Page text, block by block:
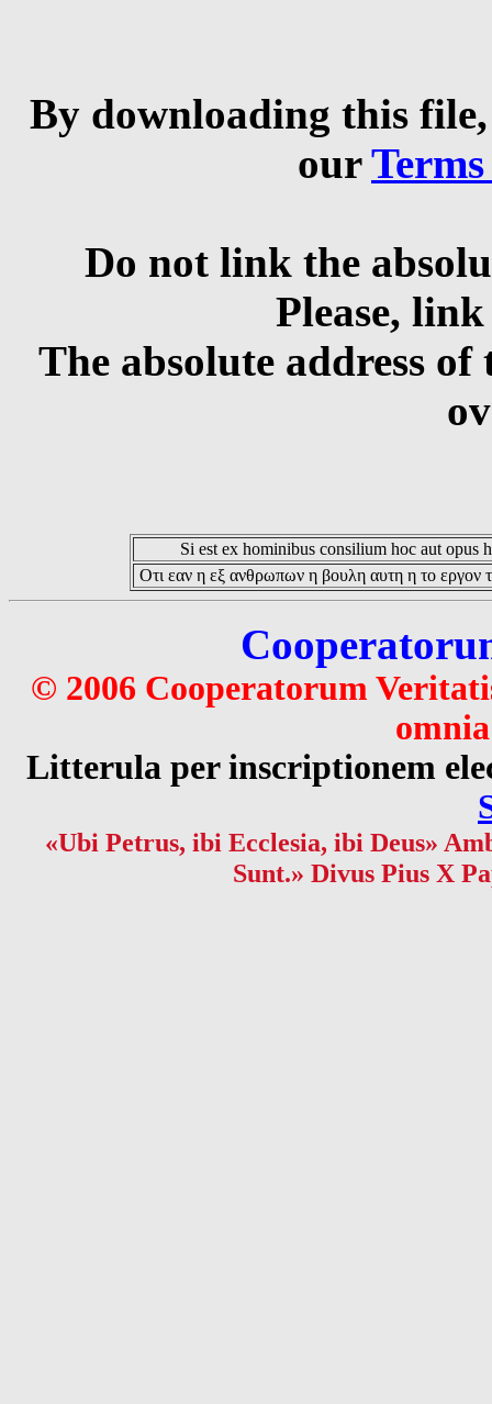
By downloading this
our
Do not link the
Please,
The absolute address
Si est ex hominibus consilium hoc aut opus
Οτι εαν η εξ ανθρωπων η βουλη αυτη η το εργον
© 2006 Cooperatorum
Litterula per inscriptionem
«Ubi Petrus, ibi Ecclesia, ibi Deus»
Sunt.» Divus Pius X